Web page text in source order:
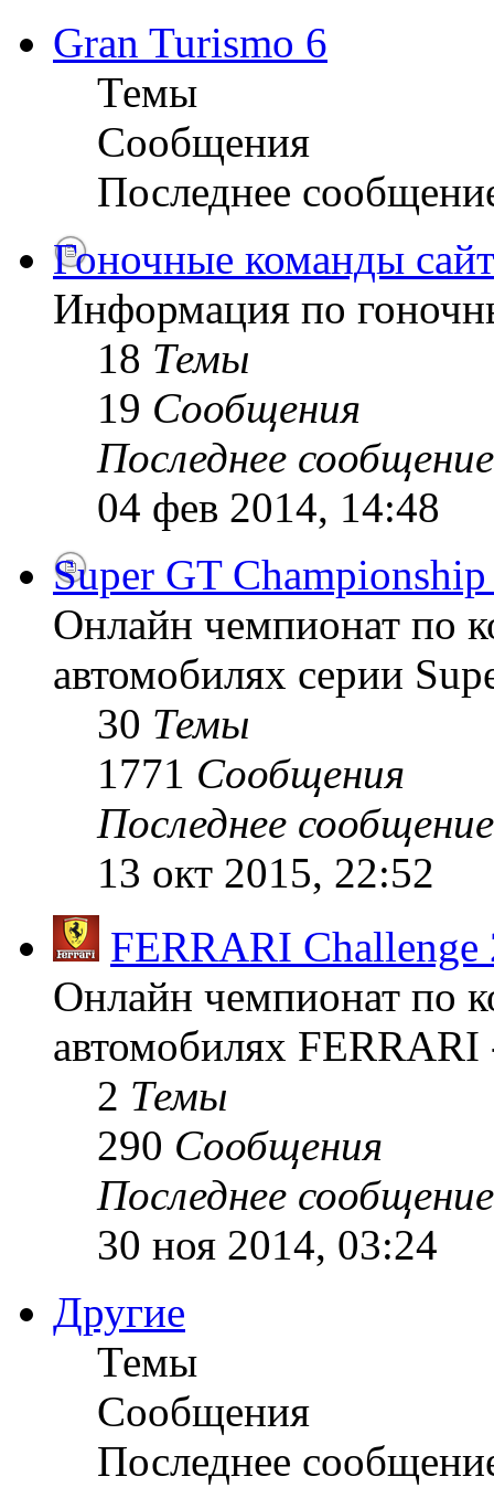
Gran Turismo 6
Темы
Сообщения
Последнее
Гоночные команды
Информация по
18 Темы
19 Сообщения
Последнее сообщение
04 фев 2014, 14:48
Super GT
Онлайн чемпионат по
автомобилях серии
30 Темы
1771 Сообщения
Последнее сообщение
13 окт 2015, 22:52
FERRARI
Онлайн чемпионат по
автомобилях
2 Темы
290 Сообщения
Последнее сообщение
30 ноя 2014, 03:24
Другие
Темы
Сообщения
Последнее